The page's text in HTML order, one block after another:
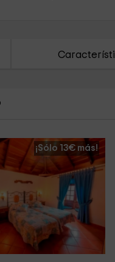
¡Sólo 13€ más!